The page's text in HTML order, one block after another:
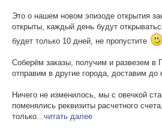
Это о нашем новом эпизоде открытия
открыты, каждый день будут
будет только 10 дней, не пропустите
Соберём заказы, получим и развезем в
отправим в другие города, доставим до
Ничего не изменилось, мы с овечкой
поменялись реквизиты расчетного
только ...читать далее